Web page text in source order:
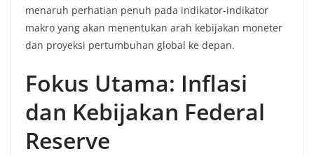
menaruh perhatian penuh pada indikator-indikator
makro yang akan menentukan arah kebijakan moneter
dan proyeksi pertumbuhan global ke depan.
Fokus Utama: Inflasi
dan Kebijakan Federal
Reserve